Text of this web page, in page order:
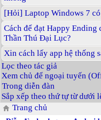
[Hỏi] Laptop Windows 7
Cách để đạt Happy Ending
Thần Thú Đại Lục?
Xin cách lấy app hệ thống
Lọc theo tác giả
Xem chủ để ngoại tuyến
Trong diễn đàn
Sắp xếp theo thứ tự từ dưới
Trang chủ